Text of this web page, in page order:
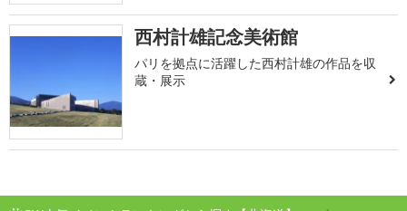
西村計雄記念美術館
パリを拠点に活躍した西村計雄の作品を収
蔵・展示